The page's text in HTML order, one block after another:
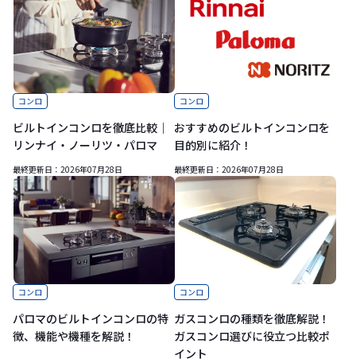
コンロ
ビルトインコンロを徹底比較｜
リンナイ・ノーリツ・パロマ
最終更新日： 2026年07月28日
コンロ
おすすめのビルトインコンロを
目的別に紹介！
最終更新日： 2026年07月28日
コンロ
パロマのビルトインコンロの特
徴、機能や機種を解説！
コンロ
ガスコンロの種類を徹底解説！
ガスコンロ選びに役立つ比較ポ
イント